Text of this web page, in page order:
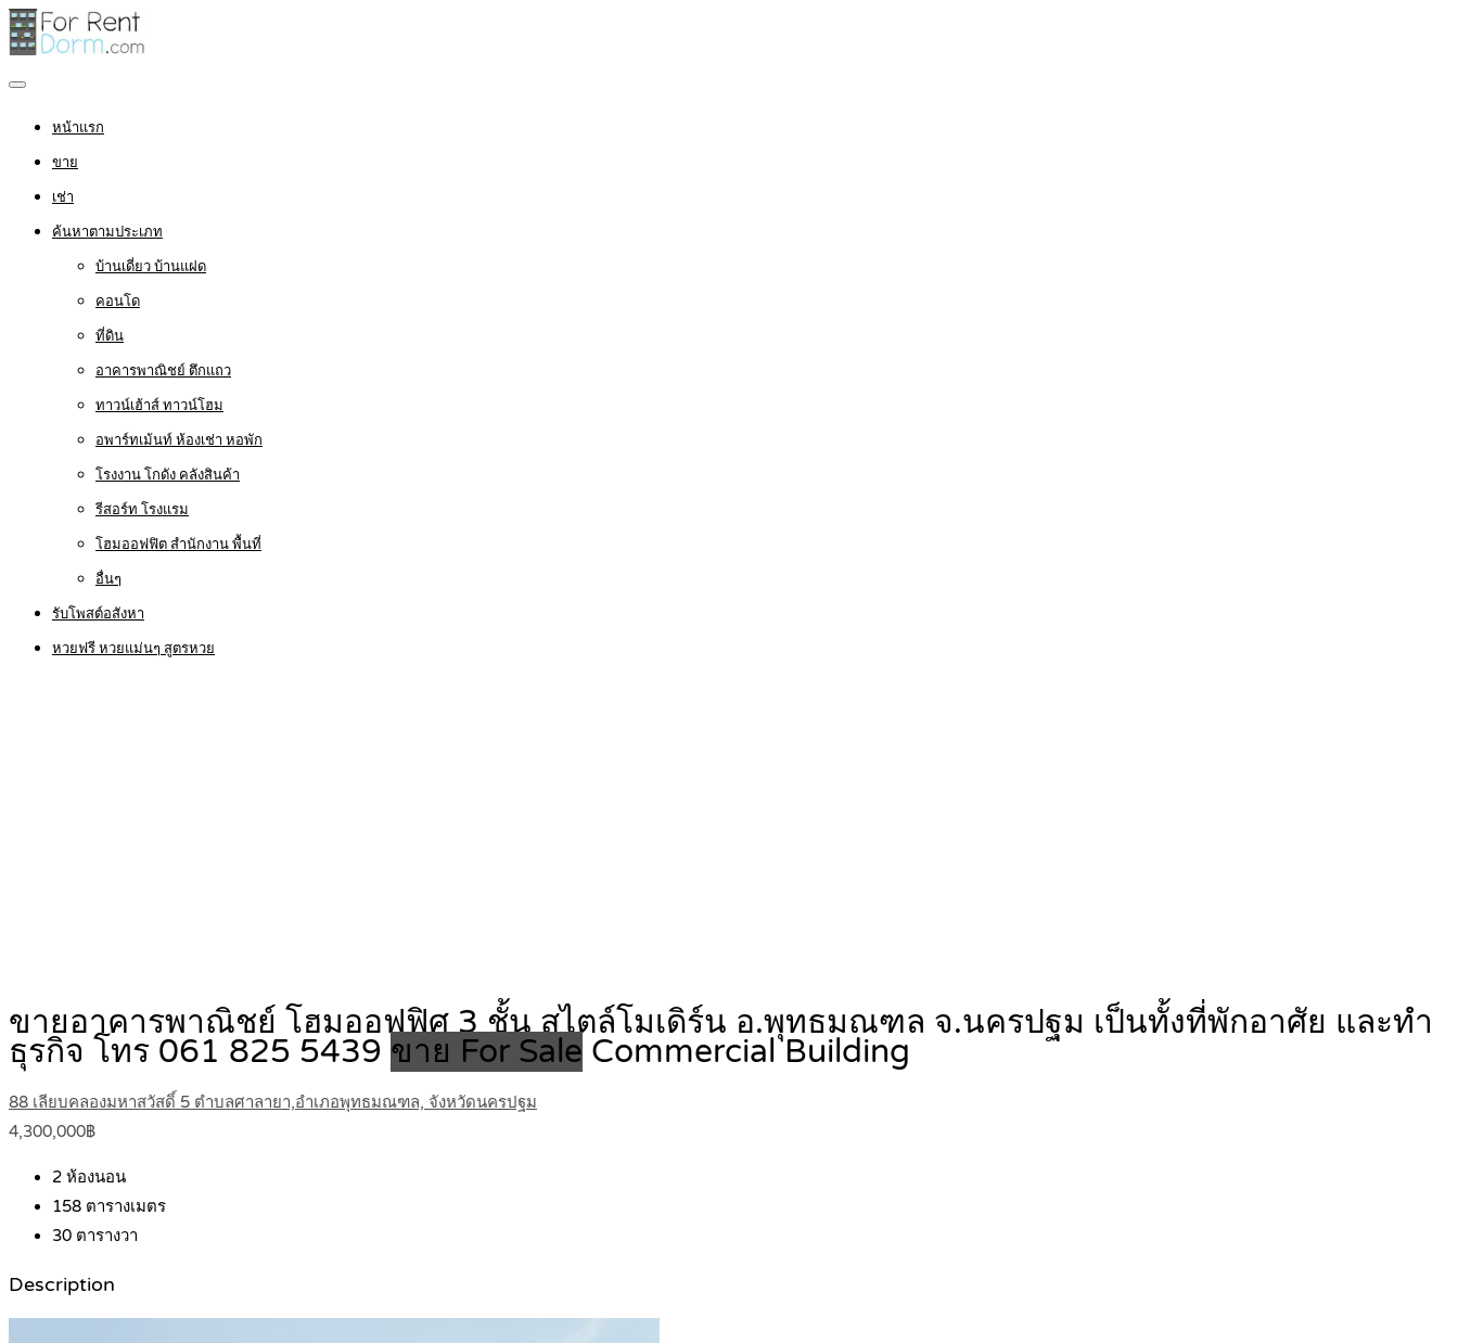
หน้าแรก
ขาย
เช่า
ค้นหาตามประเภท
บ้านเดี่ยว บ้านแฝด
คอนโด
ที่ดิน
อาคารพาณิชย์ ตึกแถว
ทาวน์เฮ้าส์ ทาวน์โฮม
อพาร์ทเม้นท์ ห้องเช่า หอพัก
โรงงาน โกดัง คลังสินค้า
รีสอร์ท โรงแรม
โฮมออฟฟิต สำนักงาน พื้นที่
อื่นๆ
รับโพสต์อสังหา
หวยฟรี หวยแม่นๆ สูตรหวย
ขายอาคารพาณิชย์ โฮมออฟฟิศ 3 ชั้น สไตล์โมเดิร์น อ.พุทธมณฑล จ.นครปฐม เป็นทั้งที่พักอาศัย และทำ
ธุรกิจ โทร 061 825 5439 ขาย For Sale Commercial Building
88 เลียบคลองมหาสวัสดิ์ 5 ตำบลศาลายา,อำเภอพุทธมณฑล, จังหวัดนครปฐม
4,300,000฿
2 ห้องนอน
158 ตารางเมตร
30 ตารางวา
Description